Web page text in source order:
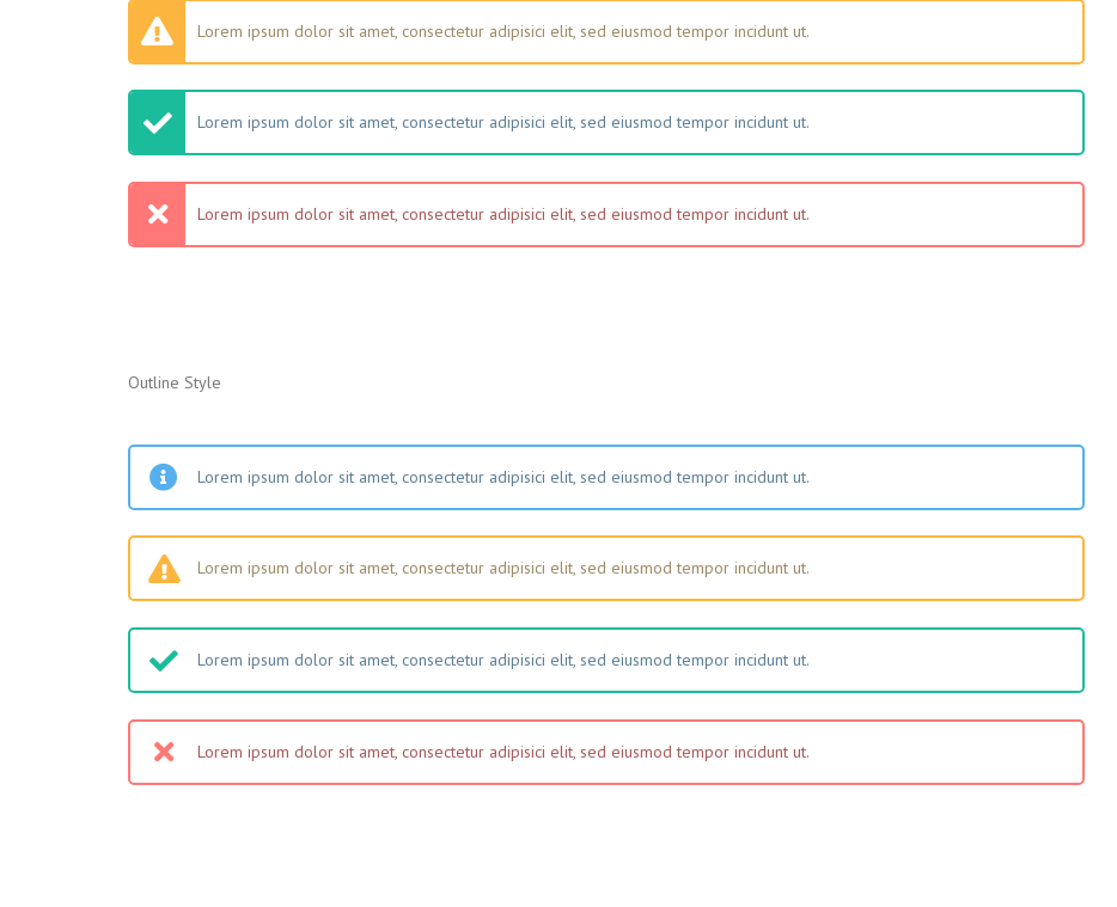
Lorem ipsum dolor sit amet, consectetur adipisici elit, sed eiusmod tempor incidunt ut.
Lorem ipsum dolor sit amet, consectetur adipisici elit, sed eiusmod tempor incidunt ut.
Lorem ipsum dolor sit amet, consectetur adipisici elit, sed eiusmod tempor incidunt ut.
Outline Style
Lorem ipsum dolor sit amet, consectetur adipisici elit, sed eiusmod tempor incidunt ut.
Lorem ipsum dolor sit amet, consectetur adipisici elit, sed eiusmod tempor incidunt ut.
Lorem ipsum dolor sit amet, consectetur adipisici elit, sed eiusmod tempor incidunt ut.
Lorem ipsum dolor sit amet, consectetur adipisici elit, sed eiusmod tempor incidunt ut.